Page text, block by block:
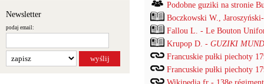
Newsletter
podaj email:
Podobne guziki na stronie
Boczkowski W.,
Fallou L. - Le Bouton
Krupop D. - GUZIKI
Francuskie pułki piechoty
Francuskie pułki piechoty